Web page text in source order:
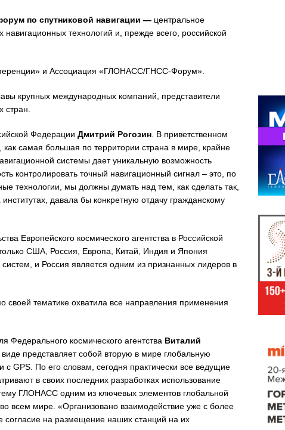
по спутниковой навигации — центральное
технологий и, прежде всего, российской
и Ассоциация «ГЛОНАСС/ГНСС-Форум».
крупных международных компаний, представители
стран.
Федерации Дмитрий Рогозин. В приветственном
самая большая по территории страна в мире, крайне
системы дает уникальную возможность
контролировать точный навигационный сигнал – это, по
технологии, мы должны думать над тем, как сделать так,
давала бы конкретную отдачу гражданскому
Европейского космического агентства в Российской
США, Россия, Европа, Китай, Индия и Япония
и Россия является одним из признанных лидеров в
тематике охватила все направления применения
Федерального космического агентства Виталий
представляет собой вторую в мире глобальную
GPS. По его словам, сегодня практически все ведущие
в своих последних разработках использование
ГЛОНАСС одним из ключевых элементов глобальной
всем мире. «Организовано взаимодействие уже с более
согласие на размещение наших станций на их